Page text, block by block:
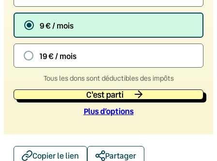
9 € / mois
19 € / mois
Tous les dons sont déductibles des impôts
C'est parti
Plus d’options
Copier le lien Partager